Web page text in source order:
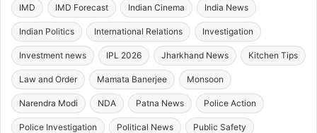
IMD IMD Forecast Indian Cinema India News
Indian Politics International Relations Investigation
Investment news IPL 2026 Jharkhand News Kitchen Tips
Law and Order Mamata Banerjee Monsoon
Narendra Modi NDA Patna News Police Action
Police Investigation Political News Public Safety